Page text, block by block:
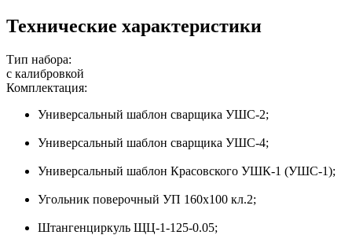
Технические характеристики
Тип набора:
с калибровкой
Комплектация:
Универсальный шаблон сварщика УШС-2;
Универсальный шаблон сварщика УШС-4;
Универсальный шаблон Красовского УШК-1 (УШС-1);
Угольник поверочный УП 160х100 кл.2;
Штангенциркуль ЩЦ-1-125-0.05;